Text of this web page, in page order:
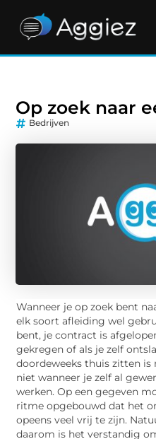
Op zoek naar
Bedrijven
Wanneer je op zoek bent
elk soort afleiding wel
bent, je contract is
gekregen of als je zelf
doordeweeks thuis zitten is
niet wanneer je zelf al
werken. Op een gegeven
ritme opgebouwd dat het
opeens veel vrij te zijn.
daarom is het verstandig